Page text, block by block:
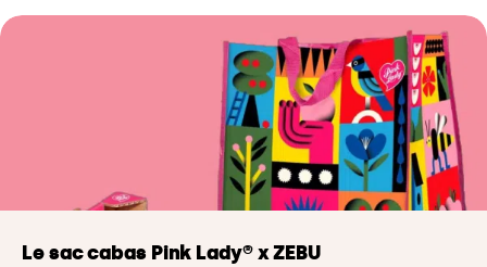
Le sac cabas Pink Lady® x ZEBU